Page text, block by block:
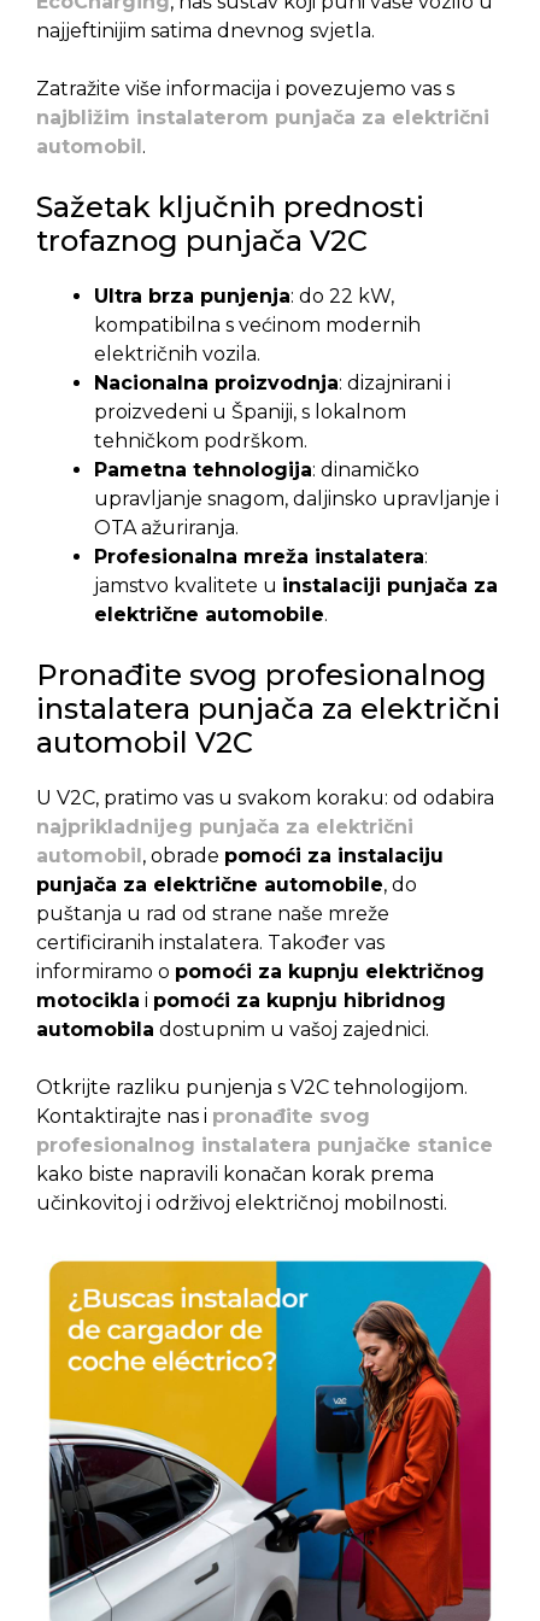
najjeftinijim satima dnevnog svjetla.
Zatražite više informacija i povezujemo vas s
najbližim instalaterom punjača za električni
automobil.
Sažetak ključnih prednosti
trofaznog punjača V2C
Ultra brza punjenja: do 22 kW,
kompatibilna s većinom modernih
električnih vozila.
Nacionalna proizvodnja: dizajnirani i
proizvedeni u Španiji, s lokalnom
tehničkom podrškom.
Pametna tehnologija: dinamičko
upravljanje snagom, daljinsko upravljanje i
OTA ažuriranja.
Profesionalna mreža instalatera:
jamstvo kvalitete u instalaciji punjača za
električne automobile.
Pronađite svog profesionalnog
instalatera punjača za električni
automobil V2C
U V2C, pratimo vas u svakom koraku: od odabira
najprikladnijeg punjača za električni
automobil, obrade pomoći za instalaciju
punjača za električne automobile, do
puštanja u rad od strane naše mreže
certificiranih instalatera. Također vas
informiramo o pomoći za kupnju električnog
motocikla i pomoći za kupnju hibridnog
automobila dostupnim u vašoj zajednici.
Otkrijte razliku punjenja s V2C tehnologijom.
Kontaktirajte nas i pronađite svog
profesionalnog instalatera punjačke stanice
kako biste napravili konačan korak prema
učinkovitoj i održivoj električnoj mobilnosti.